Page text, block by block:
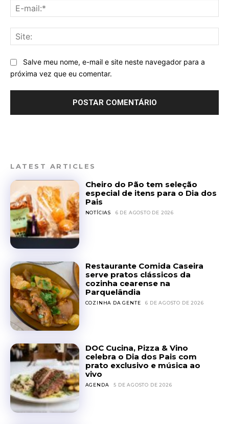
Salve meu nome, e-mail e site neste navegador para a
próxima vez que eu comentar.
LATEST ARTICLES
Cheiro do Pão tem seleção
especial de itens para o Dia dos
Pais
NOTÍCIAS 6 DE AGOSTO DE 2026
Restaurante Comida Caseira
serve pratos clássicos da
cozinha cearense na
Parquelândia
COZINHA DA GENTE 6 DE AGOSTO DE 2026
DOC Cucina, Pizza & Vino
celebra o Dia dos Pais com
prato exclusivo e música ao
vivo
AGENDA 5 DE AGOSTO DE 2026